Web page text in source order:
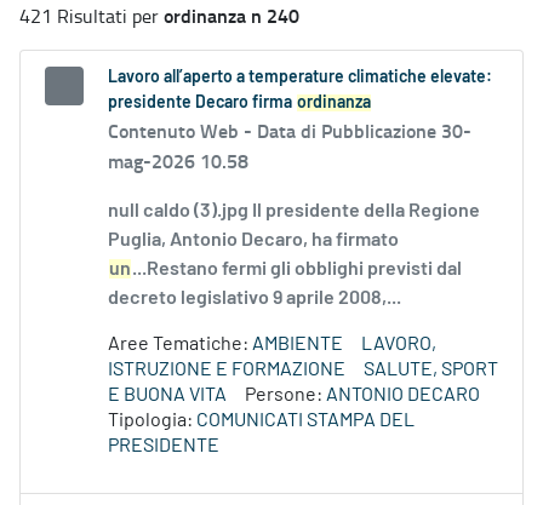
421 Risultati perordinanza n 240
Lavoro all’aperto a temperature climatiche elevate:
presidente Decaro firma ordinanza
Contenuto Web - Data di Pubblicazione 30-
mag-2026 10.58
null caldo (3).jpg Il presidente della Regione
Puglia, Antonio Decaro, ha firmato
un...Restano fermi gli obblighi previsti dal
decreto legislativo 9 aprile 2008,...
Aree Tematiche: AMBIENTE
LAVORO,
ISTRUZIONE E FORMAZIONE
SALUTE, SPORT
E BUONA VITA
Persone: ANTONIO DECARO
Tipologia: COMUNICATI STAMPA DEL
PRESIDENTE